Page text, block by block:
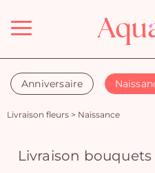
Menu
Anniversaire
Livraison fleurs > Naissance
Livraison